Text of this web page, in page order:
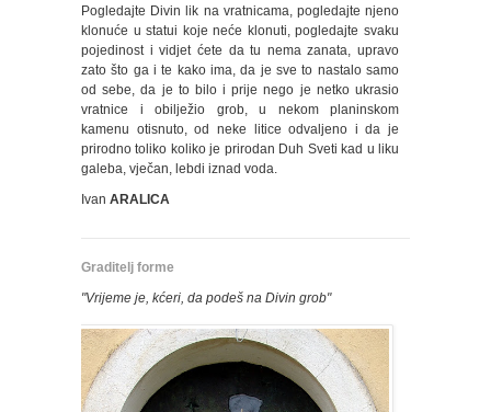
Pogledajte Divin lik na vratnicama, pogledajte njeno
klonuće u statui koje neće klonuti, pogledajte svaku
pojedinost i vidjet ćete da tu nema zanata, upravo
zato što ga i te kako ima, da je sve to nastalo samo
od sebe, da je to bilo i prije nego je netko ukrasio
vratnice i obilježio grob, u nekom planinskom
kamenu otisnuto, od neke litice odvaljeno i da je
prirodno toliko koliko je prirodan Duh Sveti kad u liku
galeba, vječan, lebdi iznad voda.
Ivan ARALICA
Graditelj forme
"Vrijeme je, kćeri, da podeš na Divin grob"